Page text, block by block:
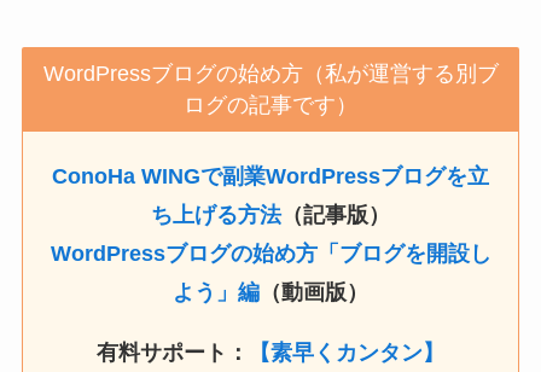
WordPressブログの始め方（私が運営する別ブ
ログの記事です）
ConoHa WINGで副業WordPressブログを立
ち上げる方法（記事版）
WordPressブログの始め方「ブログを開設し
よう」編 （動画版）
有料サポート：
【素早くカンタン】